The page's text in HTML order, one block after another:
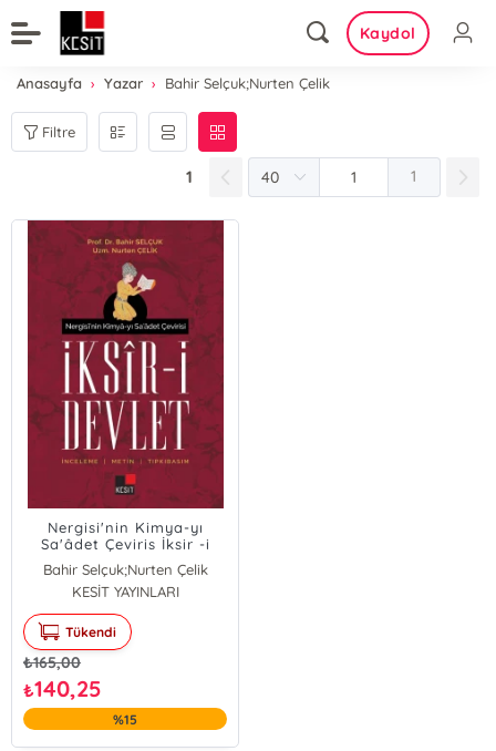
Kaydol
Anasayfa Yazar Bahir Selçuk;Nurten Çelik
Filtre
1 1
Nergisi'nin Kimya-yı
Sa'âdet Çeviris İksir -i
Devlet
Bahir Selçuk;Nurten Çelik
KESİT YAYINLARI
Tükendi
₺165,00
₺140,25
%15